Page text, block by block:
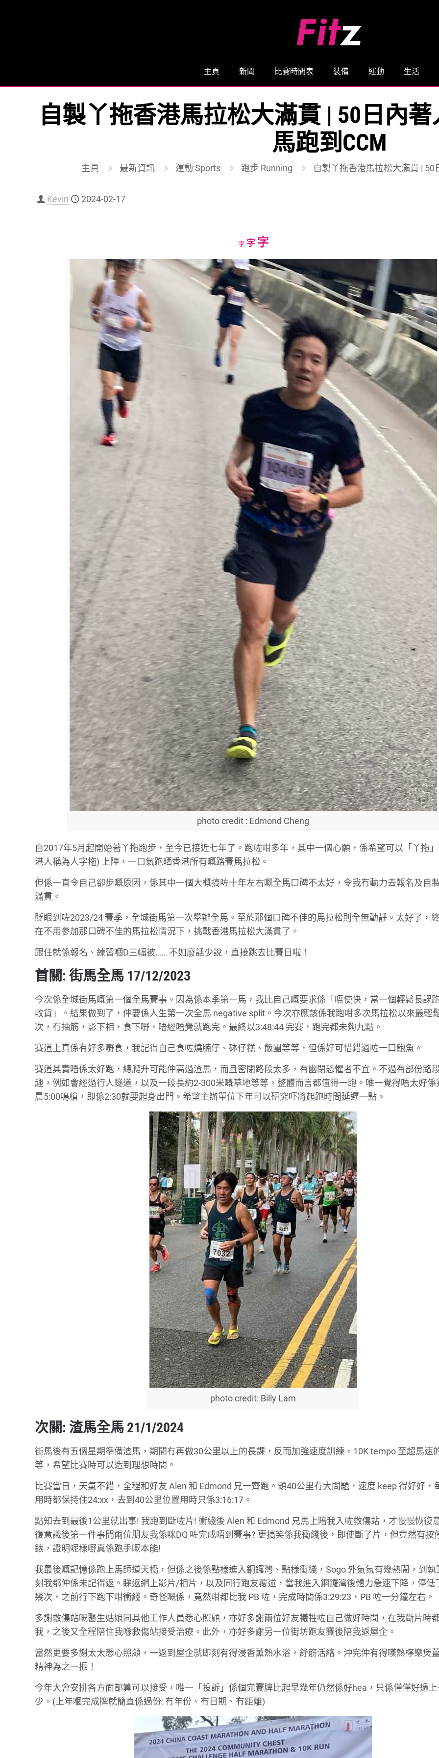
主頁 新聞 比賽時間表 裝備 運動 生活
自製丫拖香港馬拉松大滿貫 | 50日內
馬跑到CCM
主頁 最新資訊 運動 Sports 跑步 Running 自製丫拖香港馬拉松大滿貫 |
Kevin 2024-02-17
字Decrease
size.
字Reset
size.
字Increase
font
size.
photo credit : Edmond Cheng
自2017年5月起開始著丫拖跑步，至今已接近七年了。跑咗咁多年，其中一個心願，係希望可以「丫拖
港人稱為人字拖) 上陣，一口氣跑晒香港所有嘅路賽馬拉松。
但係一直令自己卻步嘅原因，係其中一個大概搞咗十年左右嘅全馬口碑不太好，令我冇動力去報名及自
滿貫。
貶眼到咗2023/24 賽季，全城街馬第一次舉辦全馬。至於那個口碑不佳的馬拉松則全無動靜。太好了，
在不用參加那口碑不佳的馬拉松情況下，挑戰香港馬拉松大滿貫了。
跟住就係報名、練習嗰D三幅被…… 不如廢話少說，直接跳去比賽日啦！
首關: 街馬全馬 17/12/2023
今次係全城街馬嘅第一個全馬賽事。因為係本季第一馬，我比自己嘅要求係「唔使快，當一個輕鬆長課
收貨」。結果做到了，仲要係人生第一次全馬 negative split。今次亦應該係我跑咁多次馬拉松以來最輕
次，冇抽筋，影下相，食下嘢，唔經唔覺就跑完。最終以3:48:44 完賽，跑完都未夠九點。
賽道上真係有好多嘢食，我記得自己食咗燒腩仔、砵仔糕、飯團等等，但係好可惜錯過咗一口鮑魚。
賽道其實唔係太好跑，總爬升可能仲高過渣馬，而且密閉路段太多，有幽閉恐懼者不宜。不過有部份路
趣，例如會經過行人隧道，以及一段長約2-300米嘅草地等等，整體而言都值得一跑。唯一覺得唔太好係
晨5:00鳴槍，即係2:30就要起身出門。希望主辦單位下年可以研究吓將起跑時間延遲一點。
photo credit: Billy Lam
次關: 渣馬全馬 21/1/2024
街馬後有五個星期準備渣馬，期間冇再做30公里以上的長課，反而加強速度訓練，10K tempo 至超馬速
等，希望比賽時可以造到理想時間。
比賽當日，天氣不錯，全程和好友 Alen 和 Edmond 兄一齊跑。頭40公里冇大問題，速度 keep 得好好，
用時都保持住24:xx，去到40公里位置用時只係3:16:17。
點知去到最後1公里就出事! 我跑到斷咗片! 衝綫後 Alen 和 Edmond 兄馬上陪我入咗救傷站，才慢慢恢復
復意識後第一件事問兩位朋友我係咪DQ 咗完成唔到賽事? 更搞笑係我衝綫後，即使斷了片，但竟然有按
錶，證明呢樣嘢真係跑手嘅本能!
我最後嘅記憶係跑上馬師道天橋，但係之後係點樣進入銅鑼灣、點樣衝綫，Sogo 外氣氛有幾熱閙，到執
刻我都仲係未記得返。睇返網上影片/相片，以及同行跑友覆述，當我進入銅鑼灣後體力急速下降，停低
幾次，之前行下跑下咁衝綫。奇怪嘅係，竟然咁都比我 PB 咗，完成時間係3:29:23，PB 咗一分鐘左右。
多謝救傷站嘅醫生姑娘同其他工作人員悉心照顧，亦好多謝兩位好友犧牲咗自己做好時間，在我斷片時
我，之後又全程陪住我喺救傷站接受治療。此外，亦好多謝另一位街坊跑友賽後陪我返屋企。
當然更要多謝太太悉心照顧，一返到屋企就即刻有得浸香薰熱水浴，舒筋活絡。沖完仲有得嘆熱檸樂煲
精神為之一振！
今年大會安排各方面都算可以接受，唯一「投訴」係個完賽牌比起早幾年仍然係好hea，只係僅僅好過
少。(上年嗰完成牌就簡直係過份: 冇年份、冇日期、冇距離)